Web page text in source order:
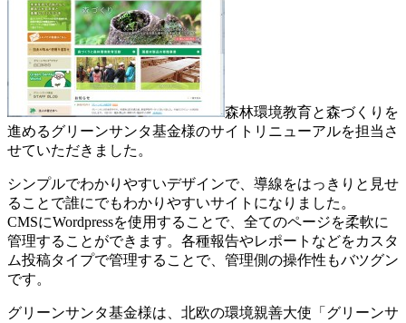
森林環境教育と森づくりを
進めるグリーンサンタ基金様のサイトリニューアルを担当さ
せていただきました。
シンプルでわかりやすいデザインで、導線をはっきりと見せ
ることで誰にでもわかりやすいサイトになりました。
CMSにWordpressを使用することで、全てのページを柔軟に
管理することができます。各種報告やレポートなどをカスタ
ム投稿タイプで管理することで、管理側の操作性もバツグン
です。
グリーンサンタ基金様は、北欧の環境親善大使「グリーンサ